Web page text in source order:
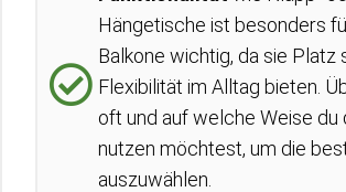
Hängetische ist besonders
Balkone wichtig, da sie Platz
Flexibilität im Alltag bieten.
oft und auf welche Weise du
nutzen möchtest, um die
auszuwählen.